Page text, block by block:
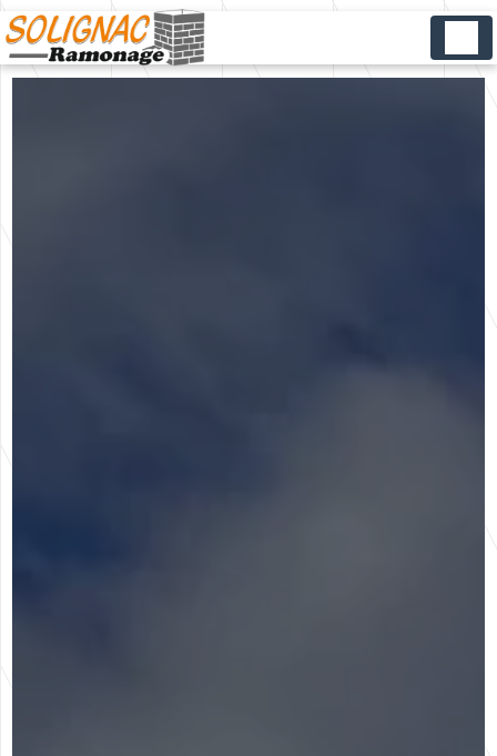
Panneau de gestion des cookies